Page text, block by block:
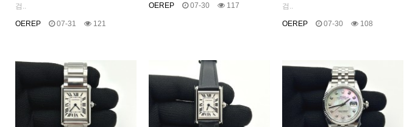
검..
OEREP 07-31 121
OEREP 07-30 117
검..
OEREP 07-30 108